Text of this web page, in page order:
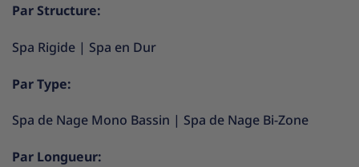
Par Structure:
Spa Rigide | Spa en Dur
Par Type:
Spa de Nage Mono Bassin | Spa de Nage Bi-Zone
Par Longueur: